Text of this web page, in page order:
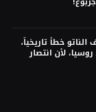
خطأً تاريخياً،
ضد روسيا، لأن انتصار
سيفتت الناتو!محمد